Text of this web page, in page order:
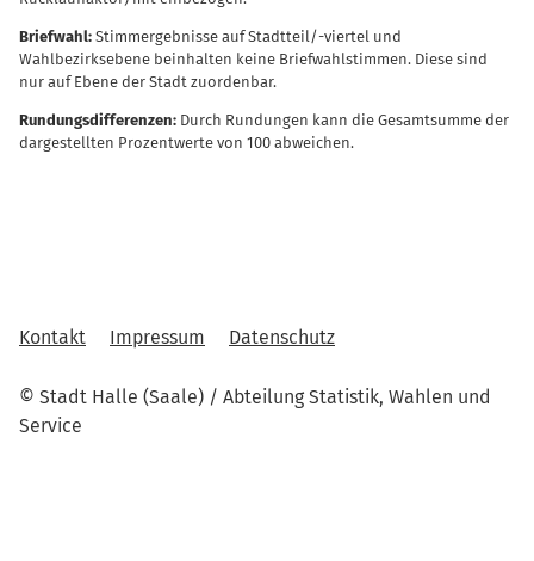
Briefwahl: Stimmergebnisse auf Stadtteil/-viertel und
Wahlbezirksebene beinhalten keine Briefwahlstimmen. Diese sind
nur auf Ebene der Stadt zuordenbar.
Rundungsdifferenzen: Durch Rundungen kann die Gesamtsumme der
dargestellten Prozentwerte von 100 abweichen.
Kontakt Impressum Datenschutz
© Stadt Halle (Saale) / Abteilung Statistik, Wahlen und
Service